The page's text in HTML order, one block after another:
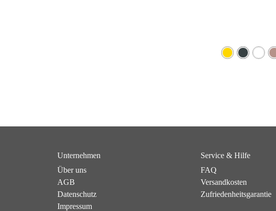
Unternehmen
Über uns
AGB
Datenschutz
Impressum
Service & Hilfe
FAQ
Versandkosten
Zufriedenheitsgarantie